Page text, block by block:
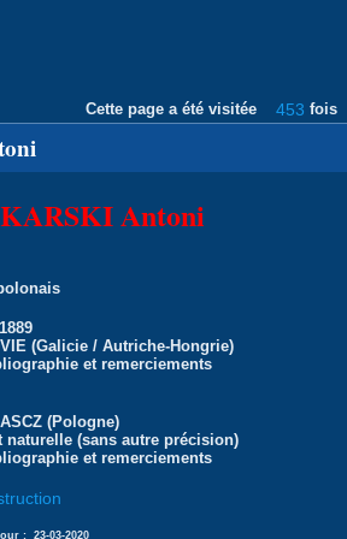
Cette page a été visitée 453 fois
Antoni
(Galicie / Autriche-Hongrie)
et remerciements
(Pologne)
naturelle (sans autre précision)
et remerciements
: 23-03-2020